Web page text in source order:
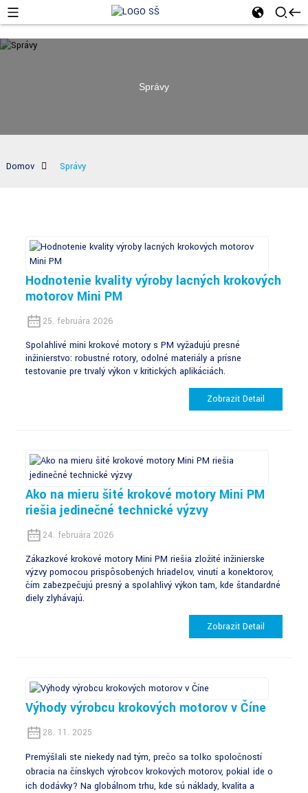
Správy
Domov Správy
Hodnotenie kvality výroby lacných krokových
motorov Mini PM
25. februára 2026
Spoľahlivé mini krokové motory s PM vyžadujú presné
inžinierstvo: robustné rotory, odolné materiály a prísne
testovanie pre trvalý výkon v kritických aplikáciách.
Zobraziť Detail
Ako na mieru šité krokové motory Mini PM
riešia jedinečné technické výzvy
24. februára 2026
Zákazkové krokové motory Mini PM riešia zložité inžinierske
výzvy pomocou prispôsobených hriadeľov, vinutí a konektorov,
čím zabezpečujú presný a spoľahlivý výkon tam, kde štandardné
diely zlyhávajú.
Zobraziť Detail
Výhody výrobcu krokových motorov v Číne
28. 11. 2025
Premýšľali ste niekedy nad tým, prečo sa toľko spoločností
obracia na čínskych výrobcov krokových motorov, pokiaľ ide o
ich dodávky? Na globálnom trhu, kde sú náklady, kvalita a